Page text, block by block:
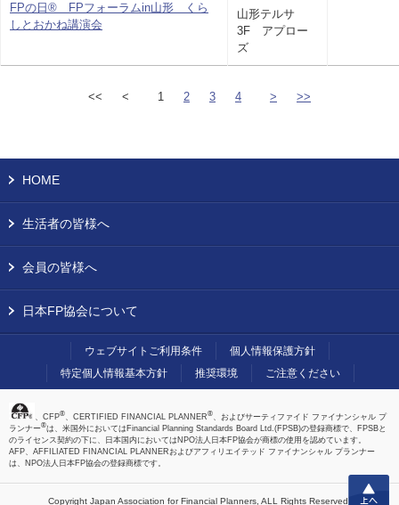
FPの日® FPフォーラムin山形 くら
しとおかね講演会
山形テルサ
3F アプロー
ズ
<< < 1 2 3 4 > >>
上へ
HOME
生活者の皆様へ
会員の皆様へ
日本FP協会について
ウェブサイトご利用条件
個人情報保護方針
特定個人情報基本方針
推奨環境 ご注意ください
、CFP®、CERTIFIED FINANCIAL PLANNER®、およびサーティファイド ファイナンシャル プ
ランナー®は、米国外においてはFinancial Planning Standards Board Ltd.(FPSB)の登録商標で、FPSBと
のライセンス契約の下に、日本国内においてはNPO法人日本FP協会が商標の使用を認めています。
AFP、AFFILIATED FINANCIAL PLANNERおよびアフィリエイテッド ファイナンシャル プランナー
は、NPO法人日本FP協会の登録商標です。
Copyright Japan Association for Financial Planners, ALL Rights Reserved.